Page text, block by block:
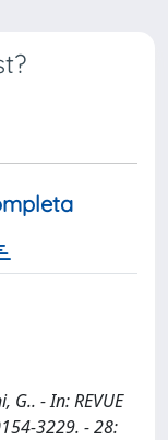
- In: REVUE
3229. - 28: